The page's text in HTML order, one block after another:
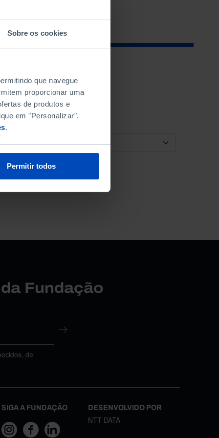
Sobre os cookies
que navegue
proporcionar uma
de produtos e
em "Personalizar".
.
Permitir todos
ORDENAR POR
Fundação
de
SIGA A FUNDAÇÃO DESENVOLVIDO POR
NTT DATA